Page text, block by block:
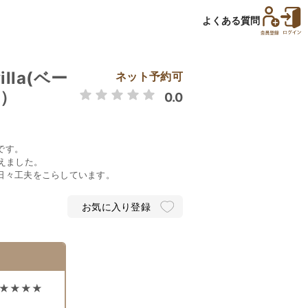
よくある質問
ベー
ネット予約可
0.0
。
した。
工夫をこらしています。
お気に入り登録